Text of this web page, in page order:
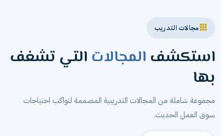
مجالات التدريب
استكشفالمجالاتالتي تشغف
بها
مجموعة شاملة من المجالات التدريبية المصممة لتواكب احتياجات
سوق العمل الحديث.